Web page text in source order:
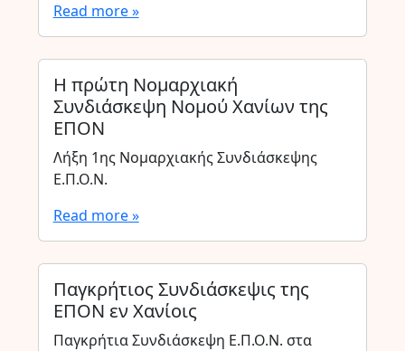
Read more »
Η πρώτη Νομαρχιακή
Συνδιάσκεψη Νομού Χανίων της
ΕΠΟΝ
Λήξη 1ης Νομαρχιακής Συνδιάσκεψης
Ε.Π.Ο.Ν.
Read more »
Παγκρήτιος Συνδιάσκεψις της
ΕΠΟΝ εν Χανίοις
Παγκρήτια Συνδιάσκεψη Ε.Π.Ο.Ν. στα